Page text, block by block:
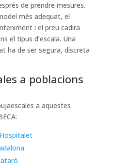
de prendre mesures.
més adequat, el
i el preu cadira
el tipus d’escala. Una
ha de ser segura, discreta
a poblacions
a aquestes